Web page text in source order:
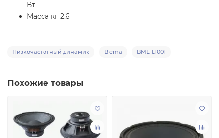
Вт
Масса кг 2.6
Низкочастотный динамик Biema BML-L1001
Похожие товары